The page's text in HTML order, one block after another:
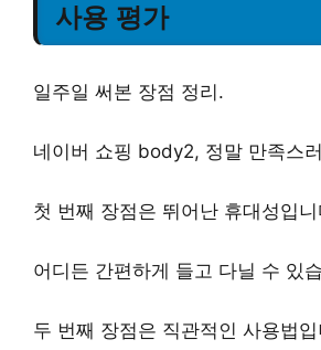
사용 평가
일주일 써본 장점 정리.
네이버 쇼핑 body2, 정말 만족스
첫 번째 장점은 뛰어난 휴대성입
어디든 간편하게 들고 다닐 수 있
두 번째 장점은 직관적인 사용법